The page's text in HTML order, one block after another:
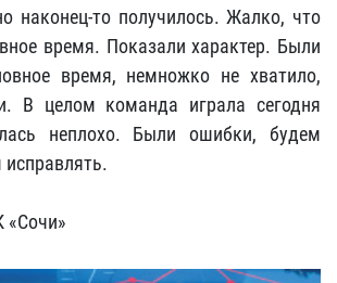
наконец-то получилось. Жалко, что
время. Показали характер. Были
время, немножко не хватило,
В целом команда играла сегодня
неплохо. Были ошибки, будем
исправлять.
«Сочи»